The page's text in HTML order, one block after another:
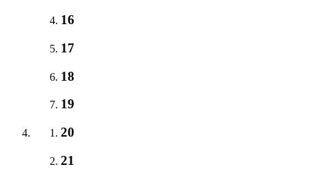
16
17
18
19
20
21